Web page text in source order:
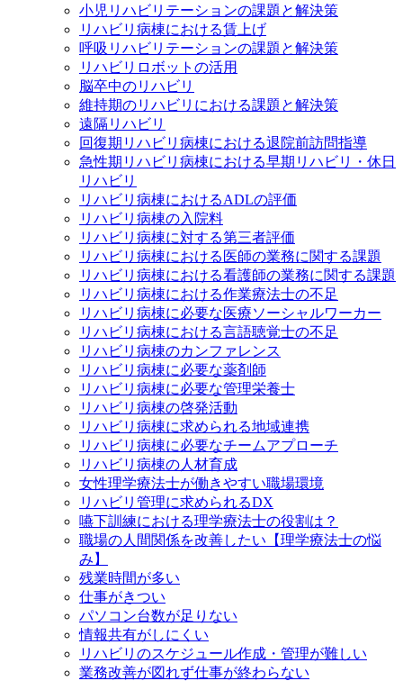
小児リハビリテーションの課題と解決策
リハビリ病棟における賃上げ
呼吸リハビリテーションの課題と解決策
リハビリロボットの活用
脳卒中のリハビリ
維持期のリハビリにおける課題と解決策
遠隔リハビリ
回復期リハビリ病棟における退院前訪問指導
急性期リハビリ病棟における早期リハビリ・休日
リハビリ
リハビリ病棟におけるADLの評価
リハビリ病棟の入院料
リハビリ病棟に対する第三者評価
リハビリ病棟における医師の業務に関する課題
リハビリ病棟における看護師の業務に関する課題
リハビリ病棟における作業療法士の不足
リハビリ病棟に必要な医療ソーシャルワーカー
リハビリ病棟における言語聴覚士の不足
リハビリ病棟のカンファレンス
リハビリ病棟に必要な薬剤師
リハビリ病棟に必要な管理栄養士
リハビリ病棟の啓発活動
リハビリ病棟に求められる地域連携
リハビリ病棟に必要なチームアプローチ
リハビリ病棟の人材育成
女性理学療法士が働きやすい職場環境
リハビリ管理に求められるDX
嚥下訓練における理学療法士の役割は？
職場の人間関係を改善したい【理学療法士の悩
み】
残業時間が多い
仕事がきつい
パソコン台数が足りない
情報共有がしにくい
リハビリのスケジュール作成・管理が難しい
業務改善が図れず仕事が終わらない